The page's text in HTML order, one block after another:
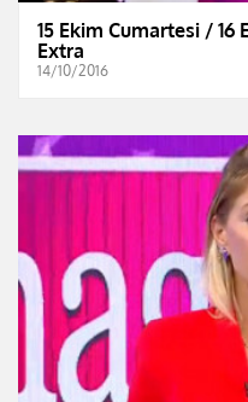
15 Ekim Cumartesi / 16
Extra
14/10/2016